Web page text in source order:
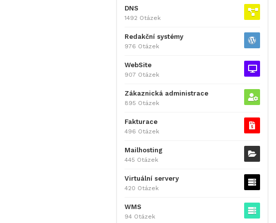
DNS
1492 Otázek
Redakční systémy
976 Otázek
WebSite
907 Otázek
Zákaznická administrace
895 Otázek
Fakturace
496 Otázek
Mailhosting
445 Otázek
Virtuální servery
420 Otázek
WMS
94 Otázek